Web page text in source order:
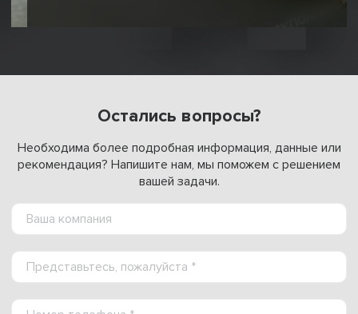
Остались вопросы?
Необходима более подробная информация, данные или
рекомендация? Напишите нам, мы поможем с решением
вашей задачи.